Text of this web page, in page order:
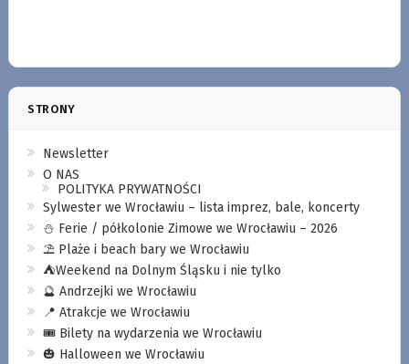
STRONY
Newsletter
O NAS
POLITYKA PRYWATNOŚCI
Sylwester we Wrocławiu – lista imprez, bale, koncerty
⛄️ Ferie / półkolonie Zimowe we Wrocławiu – 2026
⛱️ Plaże i beach bary we Wrocławiu
⛺️Weekend na Dolnym Śląsku i nie tylko
🔮 Andrzejki we Wrocławiu
📍 Atrakcje we Wrocławiu
🎟️ Bilety na wydarzenia we Wrocławiu
🎃 Halloween we Wrocławiu